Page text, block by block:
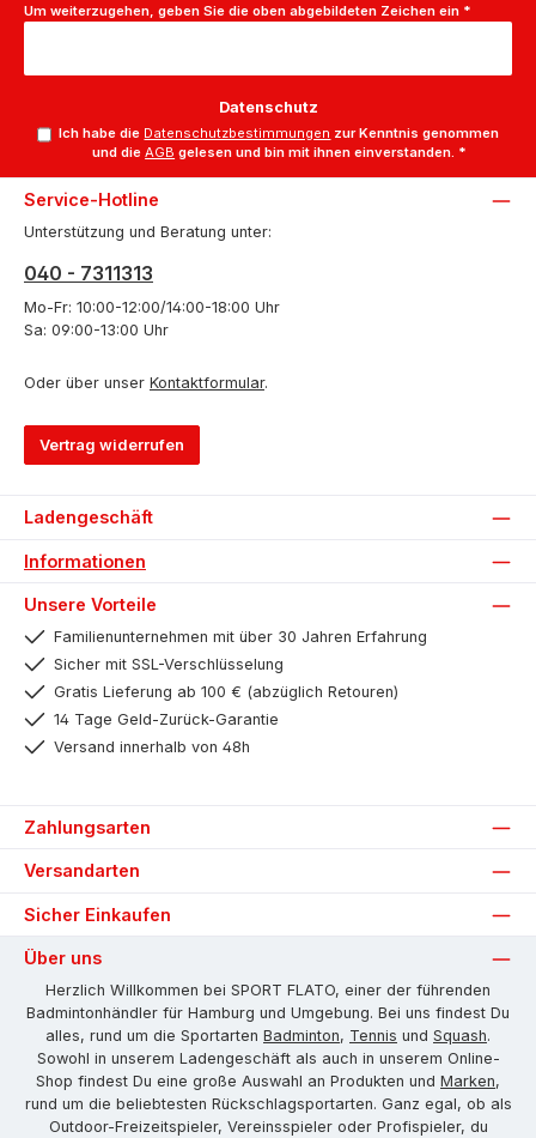
Um weiterzugehen, geben Sie die oben abgebildeten Zeichen ein *
Datenschutz
Ich habe die Datenschutzbestimmungen zur Kenntnis genommen
und dieAGB gelesen und bin mit ihnen einverstanden. *
Service-Hotline
Unterstützung und Beratung unter:
040 - 7311313
Mo-Fr: 10:00-12:00/14:00-18:00 Uhr
Sa: 09:00-13:00 Uhr
Oder über unser Kontaktformular.
Vertrag widerrufen
Ladengeschäft
Informationen
Unsere Vorteile
Familienunternehmen mit über 30 Jahren Erfahrung
Sicher mit SSL-Verschlüsselung
Gratis Lieferung ab 100 € (abzüglich Retouren)
14 Tage Geld-Zurück-Garantie
Versand innerhalb von 48h
Zahlungsarten
Versandarten
Sicher Einkaufen
Über uns
Herzlich Willkommen bei SPORT FLATO, einer der führenden
Badmintonhändler für Hamburg und Umgebung. Bei uns findest Du
alles, rund um die Sportarten Badminton, Tennis und Squash.
Sowohl in unserem Ladengeschäft als auch in unserem Online-
Shop findest Du eine große Auswahl an Produkten und Marken,
rund um die beliebtesten Rückschlagsportarten. Ganz egal, ob als
Outdoor-Freizeitspieler, Vereinsspieler oder Profispieler, du